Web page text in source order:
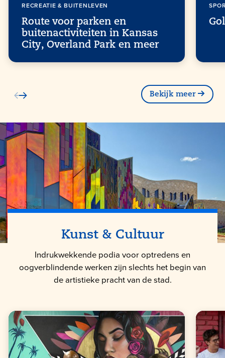
RECREATIE & BUITENLEVEN
Route voor parken en
buitenactiviteiten in Kansas
City, Overland Park en meer
Bekijk meer
Kunst & Cultuur
Indrukwekkende podia voor optredens en
oogverblindende werken zijn slechts het begin van
de artistieke pracht van de stad.